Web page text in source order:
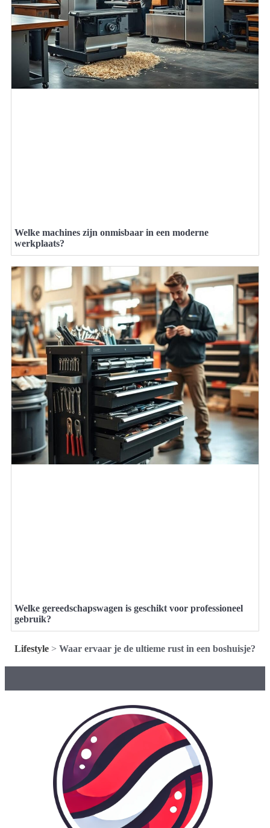
Welke machines zijn onmisbaar in een moderne
werkplaats?
Welke gereedschapswagen is geschikt voor professioneel
gebruik?
Lifestyle > Waar ervaar je de ultieme rust in een boshuisje?